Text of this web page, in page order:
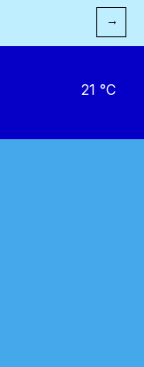
→
21 °C